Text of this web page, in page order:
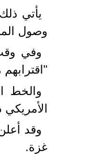
يأتي
وصول
وفي
والخط
غزة.